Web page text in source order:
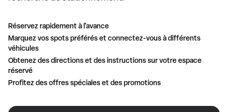
Réservez rapidement à l'avance
Marquez vos spots préférés et connectez-vous à différents
véhicules
Obtenez des directions et des instructions sur votre espace
réservé
Profitez des offres spéciales et des promotions